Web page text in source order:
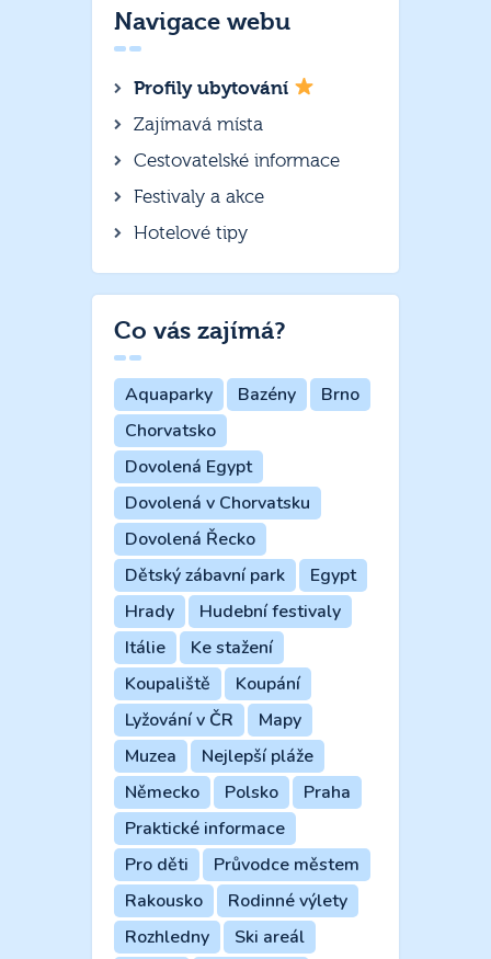
Navigace webu
Profily ubytování
Zajímavá místa
Cestovatelské informace
Festivaly a akce
Hotelové tipy
Co vás zajímá?
Aquaparky Bazény
Brno
Chorvatsko
Dovolená Egypt
Dovolená v Chorvatsku
Dovolená Řecko
Dětský zábavní park
Egypt
Hrady
Hudební festivaly
Itálie
Ke stažení
Koupaliště
Koupání
Lyžování v ČR
Mapy
Muzea
Nejlepší pláže
Německo
Polsko
Praha
Praktické informace
Pro děti
Průvodce městem
Rakousko
Rodinné výlety
Rozhledny
Ski areál